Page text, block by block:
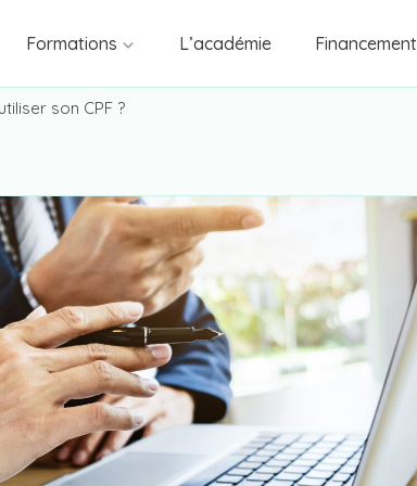
Formations L’académie Financement
son CPF ?